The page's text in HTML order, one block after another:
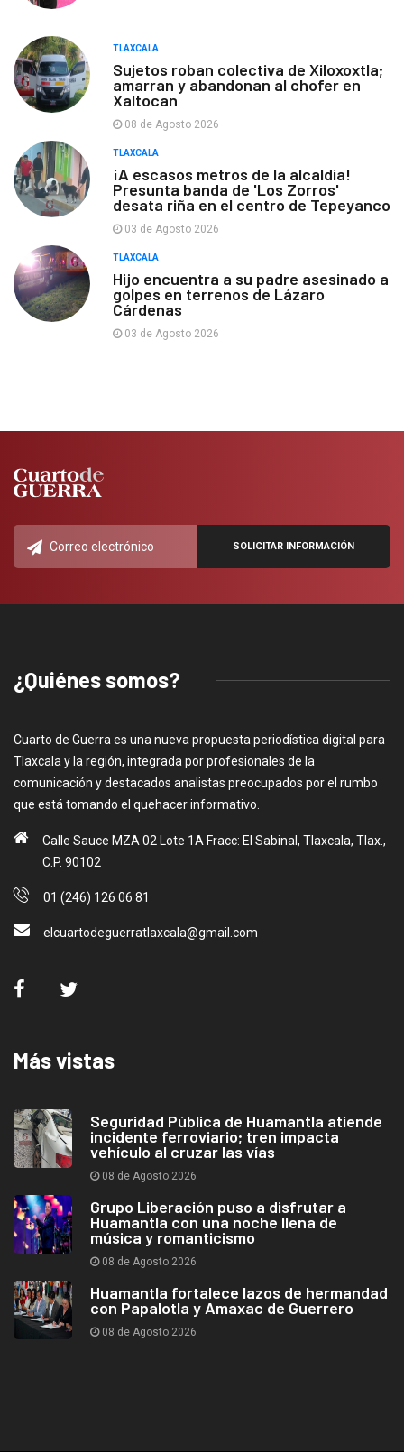
TLAXCALA
Sujetos roban colectiva de Xiloxoxtla;
amarran y abandonan al chofer en
Xaltocan
08 de Agosto 2026
TLAXCALA
¡A escasos metros de la alcaldía!
Presunta banda de 'Los Zorros'
desata riña en el centro de Tepeyanco
03 de Agosto 2026
TLAXCALA
Hijo encuentra a su padre asesinado a
golpes en terrenos de Lázaro
Cárdenas
03 de Agosto 2026
¿Quiénes somos?
Cuarto de Guerra es una nueva propuesta periodística digital para
Tlaxcala y la región, integrada por profesionales de la
comunicación y destacados analistas preocupados por el rumbo
que está tomando el quehacer informativo.
Calle Sauce MZA 02 Lote 1A Fracc: El Sabinal, Tlaxcala, Tlax.,
C.P. 90102
01 (246) 126 06 81
elcuartodeguerratlaxcala@gmail.com
Más vistas
Seguridad Pública de Huamantla atiende
incidente ferroviario; tren impacta
vehículo al cruzar las vías
08 de Agosto 2026
Grupo Liberación puso a disfrutar a
Huamantla con una noche llena de
música y romanticismo
08 de Agosto 2026
Huamantla fortalece lazos de hermandad
con Papalotla y Amaxac de Guerrero
08 de Agosto 2026